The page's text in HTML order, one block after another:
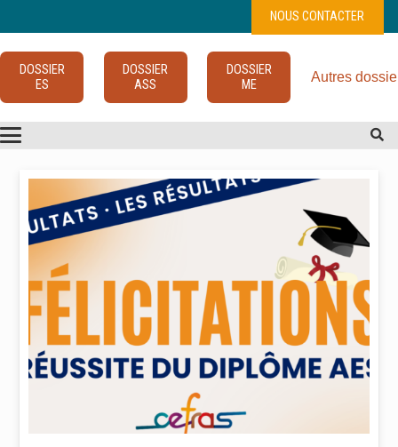
NOUS CONTACTER
DOSSIER
ES
DOSSIER
ASS
DOSSIER
ME
Autres